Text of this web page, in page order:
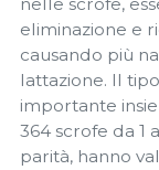
eliminazione e
causando più
lattazione. Il
importante
364 scrofe da 1
parità, hanno